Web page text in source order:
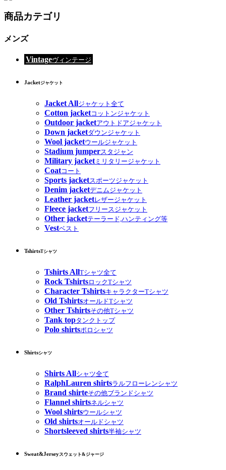
商品カテゴリ
メンズ
Vintageヴィンテージ
Jacketジャケット
Jacket Allジャケット全て
Cotton jacketコットンジャケット
Outdoor jacketアウトドアジャケット
Down jacketダウンジャケット
Wool jacketウールジャケット
Stadium jumperスタジャン
Military jacketミリタリージャケット
Coatコート
Sports jacketスポーツジャケット
Denim jacketデニムジャケット
Leather jacketレザージャケット
Fleece jacketフリースジャケット
Other jacketテーラード,ハンティング等
Vestベスト
TshirtsTシャツ
Tshirts AllTシャツ全て
Rock TshirtsロックTシャツ
Character TshirtsキャラクターTシャツ
Old TshirtsオールドTシャツ
Other Tshirtsその他Tシャツ
Tank topタンクトップ
Polo shirtsポロシャツ
Shirtsシャツ
Shirts Allシャツ全て
RalphLauren shirtsラルフローレンシャツ
Brand shirteその他ブランドシャツ
Flannel shirtsネルシャツ
Wool shirtsウールシャツ
Old shirtsオールドシャツ
Shortsleeved shirts半袖シャツ
Sweat&Jerseyスウェット&ジャージ